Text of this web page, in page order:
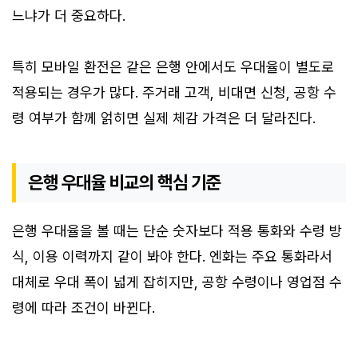
느냐가 더 중요하다.
특히 모바일 환전은 같은 은행 안에서도 우대율이 별도로
적용되는 경우가 많다. 주거래 고객, 비대면 신청, 공항 수
령 여부가 함께 얽히면 실제 체감 가격은 더 달라진다.
은행 우대율 비교의 핵심 기준
은행 우대율을 볼 때는 단순 숫자보다 적용 통화와 수령 방
식, 이용 이력까지 같이 봐야 한다. 엔화는 주요 통화라서
대체로 우대 폭이 넓게 잡히지만, 공항 수령이나 영업점 수
령에 따라 조건이 바뀐다.